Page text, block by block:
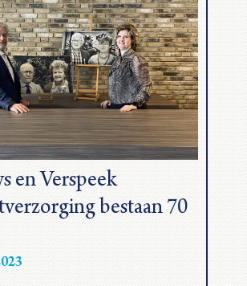
en Verspeek
bestaan 70